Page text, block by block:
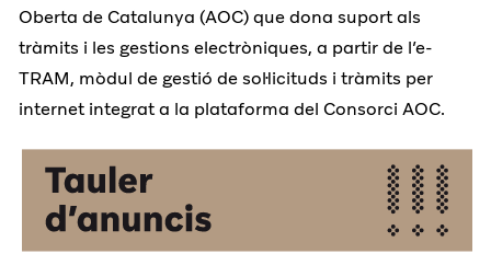
Oberta de Catalunya (AOC) que dona suport als
tràmits i les gestions electròniques, a partir de l’e-
TRAM, mòdul de gestió de sol·licituds i tràmits per
internet integrat a la plataforma del Consorci AOC.